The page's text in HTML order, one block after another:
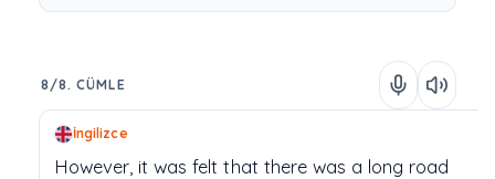
8/8. CÜMLE
İngilizce
However, it was felt that there was a long road